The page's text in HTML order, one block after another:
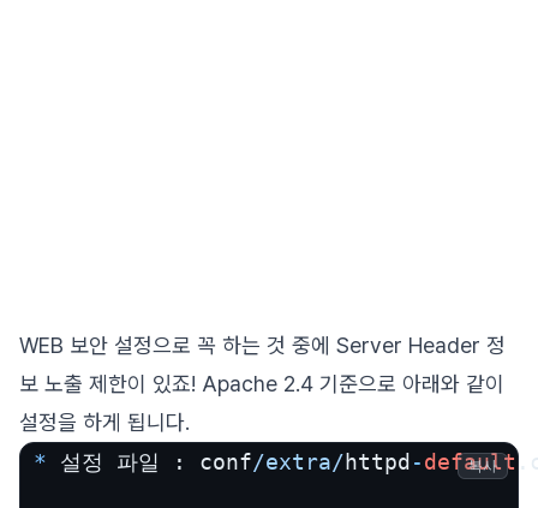
WEB 보안 설정으로 꼭 하는 것 중에 Server Header 정
보 노출 제한이 있죠! Apache 2.4 기준으로 아래와 같이
설정을 하게 됩니다.
* 설정 파일 : conf/extra/httpd -default
복사